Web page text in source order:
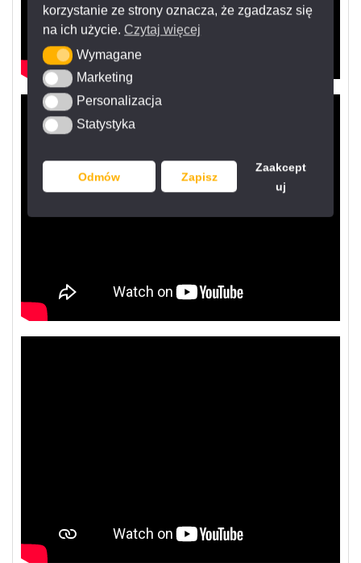
korzystanie ze strony oznacza, że zgadzasz się
na ich użycie. Czytaj więcej
WymaganeWymagane
MarketingMarketing
Personalizacja
Personalizacja
StatystykaStatystyka
Odmów Zapisz
Zaakcept
uj